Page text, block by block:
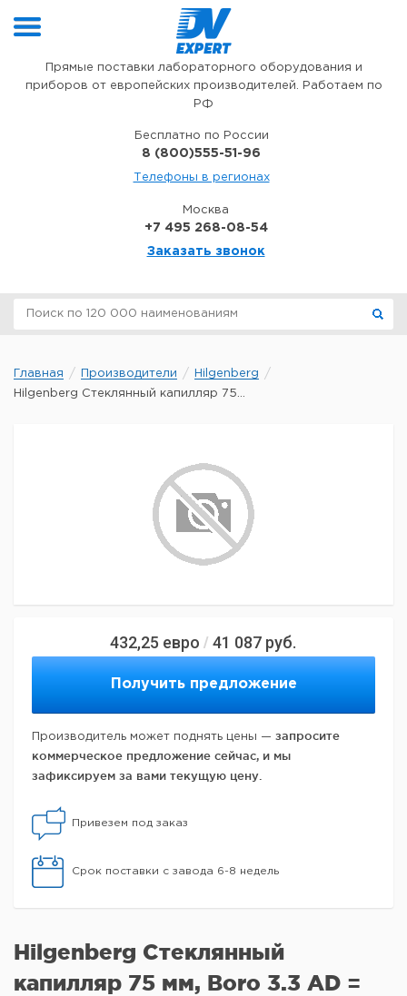
Прямые поставки лабораторного оборудования и
приборов от европейских производителей. Работаем по
РФ
Бесплатно по России
8 (800)555-51-96
Телефоны в регионах
Москва
+7 495 268-08-54
Заказать звонок
Главная Производители
Hilgenberg
Hilgenberg Стеклянный капилляр 75...
432,25 евро / 41 087 руб.
Получить предложение
Производитель может поднять цены — запросите
коммерческое предложение сейчас, и мы
зафиксируем за вами текущую цену.
Привезем под заказ
Срок поставки с завода 6-8 недель
Hilgenberg Стеклянный
капилляр 75 мм, Boro 3.3 AD =